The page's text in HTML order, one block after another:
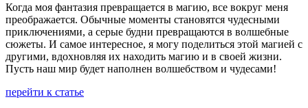
Когда моя фантазия превращается в магию, все вокруг меня
преображается. Обычные моменты становятся чудесными
приключениями, а серые будни превращаются в волшебные
сюжеты. И самое интересное, я могу поделиться этой магией с
другими, вдохновляя их находить магию и в своей жизни.
Пусть наш мир будет наполнен волшебством и чудесами!
перейти к статье